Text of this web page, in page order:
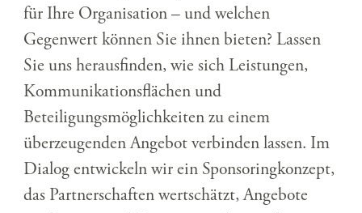
für Ihre Organisation – und welchen
Gegenwert können Sie ihnen bieten? Lassen
Sie uns herausfinden, wie sich Leistungen,
Kommunikationsflächen und
Beteiligungsmöglichkeiten zu einem
überzeugenden Angebot verbinden lassen. Im
Dialog entwickeln wir ein Sponsoringkonzept,
das Partnerschaften wertschätzt, Angebote